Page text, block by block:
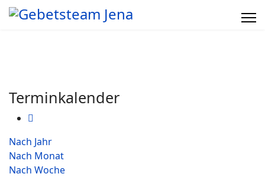
Terminkalender
Nach Jahr
Nach Monat
Nach Woche